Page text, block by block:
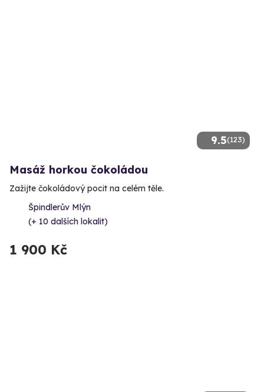
9.5(123)
Masáž horkou čokoládou
Zažijte čokoládový pocit na celém těle.
Špindlerův Mlýn
(+ 10 dalších lokalit)
1 900 Kč